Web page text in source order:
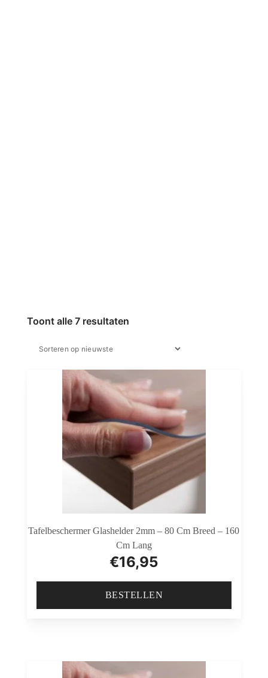
Toont alle 7 resultatenGesorteerd
Tafelbeschermer Glashelder 2mm – 80 Cm Breed – 160
Cm Lang
€16,95
BESTELLEN